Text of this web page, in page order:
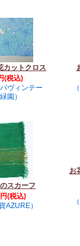
カットクロス
(税込)
パヴィンテー
園）
スカーフ
(税込)
AZURE）
お